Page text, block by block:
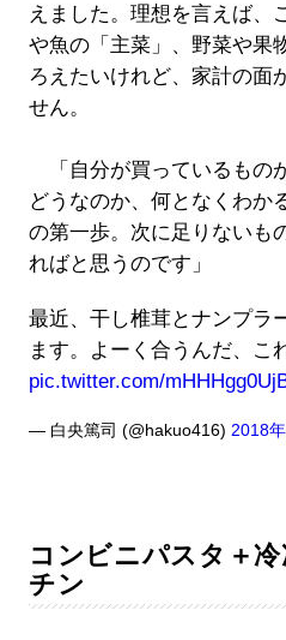
えました。理想を言えば、
や魚の「主菜」、野菜や果
ろえたいけれど、家計の面
せん。
「自分が買っているもの
どうなのか、何となくわか
の第一歩。次に足りないも
ればと思うのです」
最近、干し椎茸とナンプラ
ます。よーく合うんだ、こ
pic.twitter.com/
— 白央篤司 (@hakuo416) 2018
コンビニパスタ＋
チン